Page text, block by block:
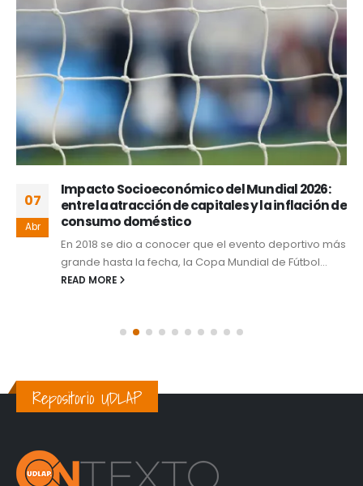
07
Abr
Impacto Socioeconómico del Mundial 2026:
entre la atracción de capitales y la inflación de
consumo doméstico
En 2018 se dio a conocer que el evento deportivo más
grande hasta la fecha, la Copa Mundial de Fútbol...
READ MORE
Repositorio UDLAP